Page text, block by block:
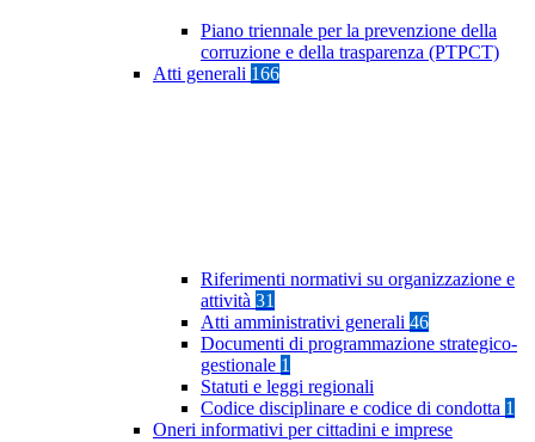
Piano triennale per la prevenzione della
corruzione e della trasparenza (PTPCT)
Atti generali 166
Riferimenti normativi su organizzazione e
attività 31
Atti amministrativi generali 46
Documenti di programmazione strategico-
gestionale 1
Statuti e leggi regionali
Codice disciplinare e codice di condotta 1
Oneri informativi per cittadini e imprese